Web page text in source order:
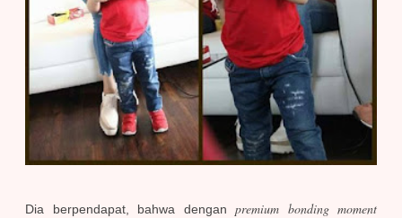
Dia berpendapat, bahwa dengan premium bonding moment